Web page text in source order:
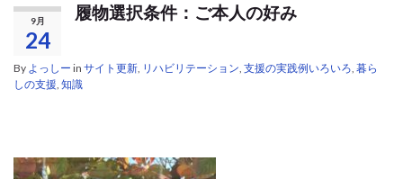
9月
24
履物選択条件：ご本人の好み
By よっしー in サイト更新 リハビリテーション 支援の実践例いろいろ 暮ら
しの支援 知識